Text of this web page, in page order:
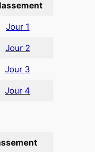
Jour 1
Jour 2
Jour 3
Jour 4